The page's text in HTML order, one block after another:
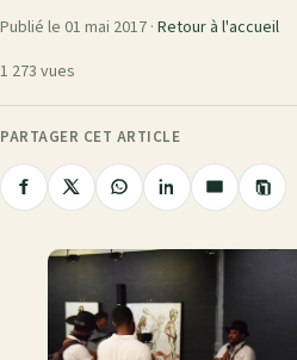
Publié le 01 mai 2017 · Retour à l'accueil
1 273 vues
PARTAGER CET ARTICLE
Partager
Facebook
Partager
X
Partager
WhatsApp
Partager
LinkedIn
Partager
e-
Copier
le